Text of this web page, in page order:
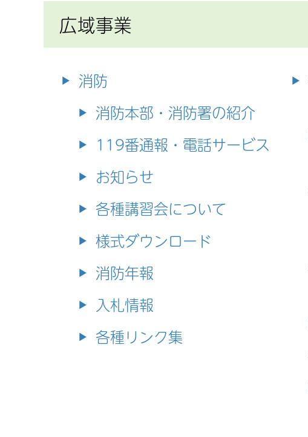
広域事業
消防
消防本部・消防署の紹介
119番通報・電話サービス
お知らせ
各種講習会について
様式ダウンロード
消防年報
入札情報
各種リンク集